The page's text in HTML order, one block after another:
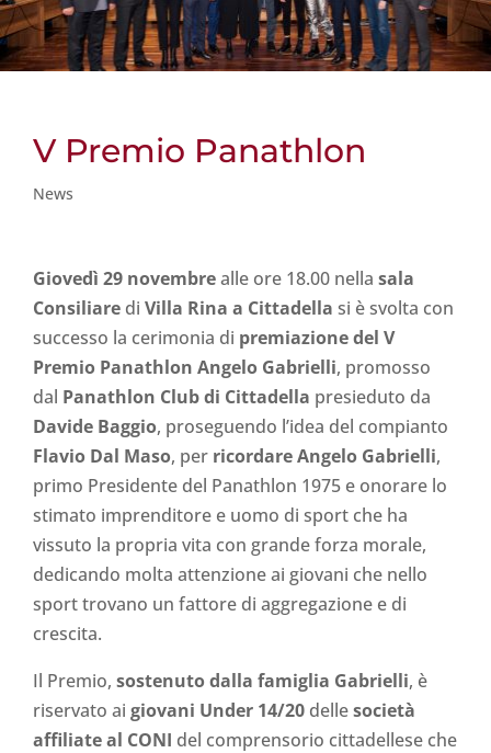
V Premio Panathlon
News
Giovedì 29 novembrealle ore 18.00 nella sala
Consiliare di Villa Rina a Cittadella si è svolta con
successo la cerimonia di premiazione del V
Premio Panathlon Angelo Gabrielli, promosso
dal Panathlon Club di Cittadella presieduto da
Davide Baggio, proseguendo l’idea del compianto
Flavio Dal Maso, per ricordare Angelo Gabrielli,
primo Presidente del Panathlon 1975 e onorare lo
stimato imprenditore e uomo di sport che ha
vissuto la propria vita con grande forza morale,
dedicando molta attenzione ai giovani che nello
sport trovano un fattore di aggregazione e di
crescita.
Il Premio, sostenuto dalla famiglia Gabrielli, è
riservato ai giovani Under 14/20 dellesocietà
affiliate al CONI del comprensorio cittadellese che